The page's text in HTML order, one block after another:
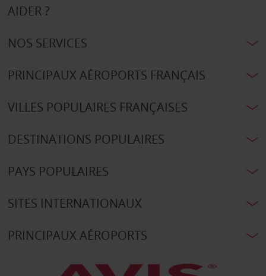
AIDER ?
NOS SERVICES
PRINCIPAUX AÉROPORTS FRANÇAIS
VILLES POPULAIRES FRANÇAISES
DESTINATIONS POPULAIRES
PAYS POPULAIRES
SITES INTERNATIONAUX
PRINCIPAUX AÉROPORTS